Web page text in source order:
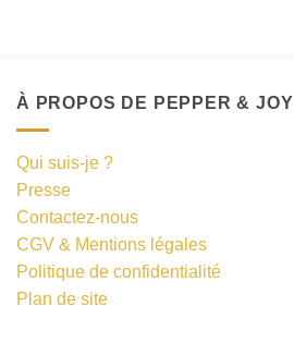
À PROPOS DE PEPPER & JOY
Qui suis-je ?
Presse
Contactez-nous
CGV & Mentions légales
Politique de confidentialité
Plan de site